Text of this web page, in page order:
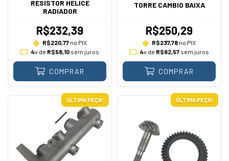
RESISTOR HELICE
RADIADOR
R$232,39
R$220,77no PIX
4x de R$58,10sem juros
COMPRAR
TORRE CAMBIO BAIXA
R$250,29
R$237,78 no PIX
4x de R$62,57sem juros
COMPRAR
ÚLTIMA PEÇA! ÚLTIMA PEÇA!